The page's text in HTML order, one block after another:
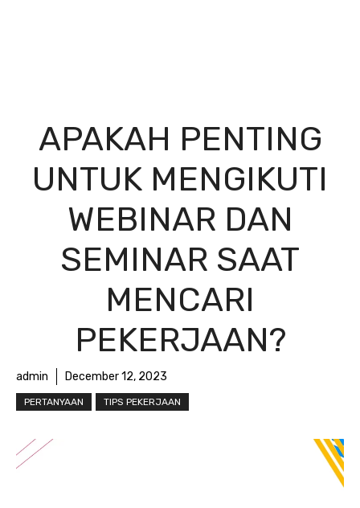
APAKAH PENTING
UNTUK MENGIKUTI
WEBINAR DAN
SEMINAR SAAT
MENCARI
PEKERJAAN?
admin December 12, 2023
PERTANYAAN TIPS PEKERJAAN